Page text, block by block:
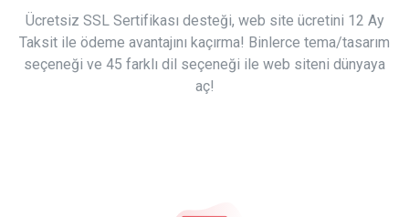
Ücretsiz SSL Sertifikası desteği, web site ücretini 12 Ay
Taksit ile ödeme avantajını kaçırma! Binlerce tema/tasarım
seçeneği ve 45 farklı dil seçeneği ile web siteni dünyaya
aç!